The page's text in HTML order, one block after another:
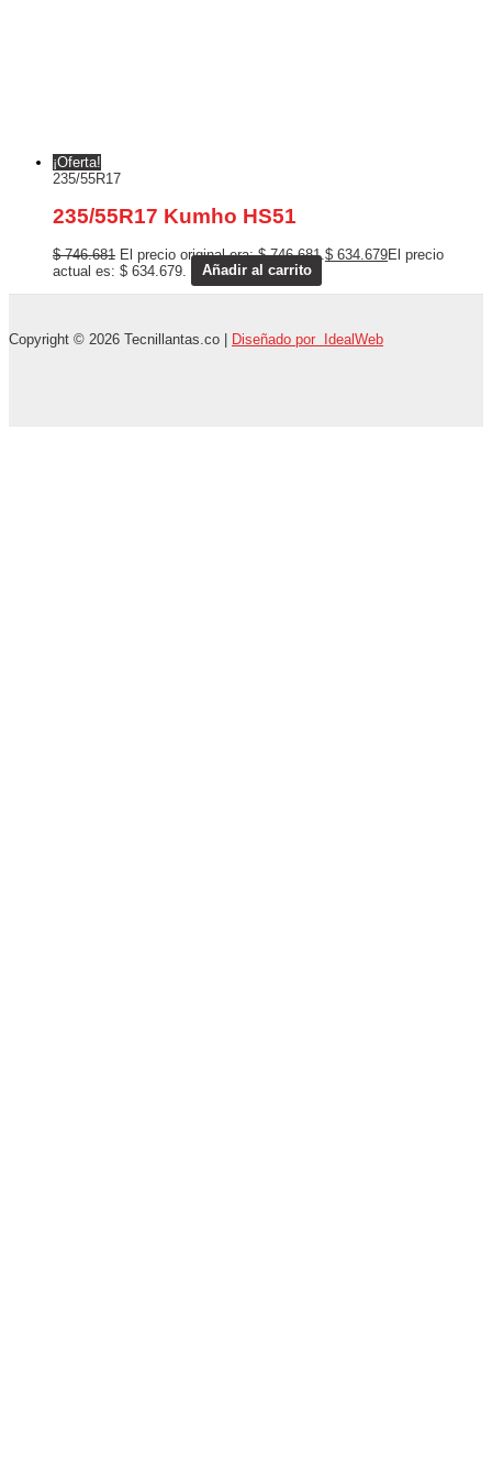
¡Oferta!
235/55R17
235/55R17 Kumho HS51
$746.681 El precio original era: $ 746.681. $ 634.679El precio
actual es: $ 634.679.
Añadir al carrito
Copyright © 2026 Tecnillantas.co | Diseñado por IdealWeb